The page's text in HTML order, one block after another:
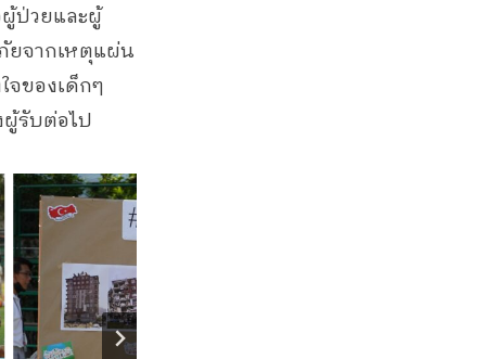
ป่วยและผู้
ยจากเหตุแผ่น
จของเด็กๆ
รับต่อไป